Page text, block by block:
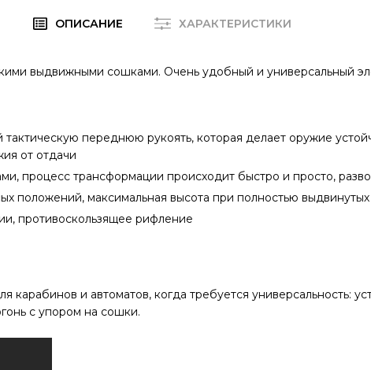
ОПИСАНИЕ ХАРАКТЕРИСТИКИ
выдвижными сошками. Очень удобный и универсальный
переднюю рукоять, которая делает оружие
от отдачи
процесс трансформации происходит быстро и просто,
положений, максимальная высота при полностью
противоскользящее рифление
карабинов и автоматов, когда требуется универсальность:
с упором на сошки.